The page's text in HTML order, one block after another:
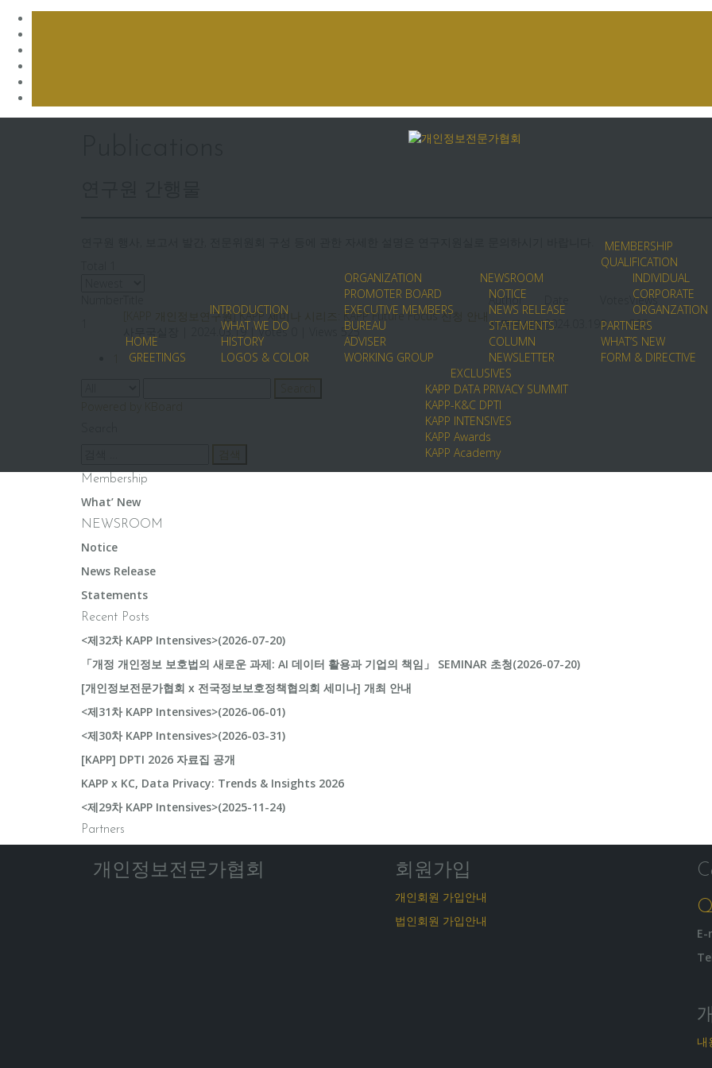
HOME
GREETINGS
INTRODUCTION
WHAT WE DO
HISTORY
LOGOS & COLOR
ORGANIZATION
PROMOTER BOARD
EXECUTIVE MEMBERS
BUREAU
ADVISER
WORKING GROUP
NEWSROOM
NOTICE
NEWS RELEASE
STATEMENTS
COLUMN
NEWSLETTER
MEMBERSHIP
QUALIFICATION
INDIVIDUAL
CORPORATE
ORGANZATION
PARTNERS
WHAT’S NEW
FORM & DIRECTIVE
EXCLUSIVES
KAPP DATA PRIVACY SUMMIT
KAPP-K&C DPTI
KAPP INTENSIVES
KAPP Awards
KAPP Academy
Author
Views
[KAPP 개인정보연구원] KAPP 세미나 시리즈: KAPP Future Focus 신청 안내
2024.03.19 Votes 0 Views 525
사무국실장2024.03.19 0 525
Membership
What’ New
NEWSROOM
Notice
News Release
Statements
Recent Posts
<제32차 KAPP Intensives>(2026-07-20)
「개정 개인정보 보호법의 새로운 과제: AI 데이터 활용과 기업의 책임」 SEMINAR 초청(2026-07-20)
[개인정보전문가협회 x 전국정보보호정책협의회 세미나] 개최 안내
<제31차 KAPP Intensives>(2026-06-01)
<제30차 KAPP Intensives>(2026-03-31)
[KAPP] DPTI 2026 자료집 공개
KAPP x KC, Data Privacy: Trends & Insights 2026
<제29차 KAPP Intensives>(2025-11-24)
Partners
개인정보전문가협회 회원가입
개인회원 가입안내
법인회원 가입안내
내